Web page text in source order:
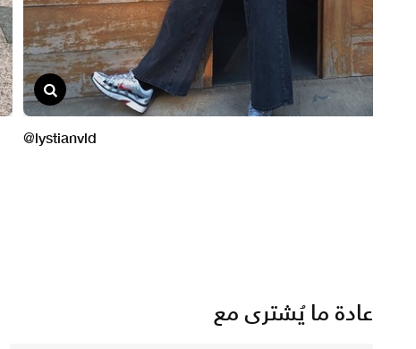
عادة ما يُشترى مع